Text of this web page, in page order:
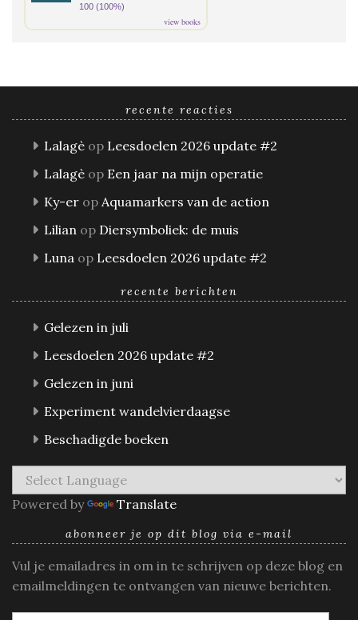
100 (100%)
view books
recente reacties
Lalagè op Leesdoelen 2026 update #2
Lalagè op Een jaar na mijn operatie
Ky-er op Aquamarkers van de action
Lilian op Diersymboliek: de muis
Luna op Leesdoelen 2026 update #2
recente berichten
Gelezen in juli
Leesdoelen 2026 update #2
Gelezen in juni
Experiment wandelvierdaagse
Beschadigde boeken
Powered by Translate
abonneer je op dit blog via e-mail
Vul je emailadres in om in te schrijven op deze blog en
emailmeldingen te ontvangen van nieuwe berichten.